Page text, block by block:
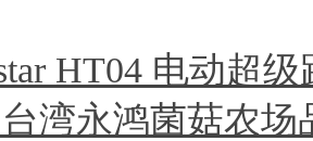
HT04 电动超级
湾永鸿菌菇农场